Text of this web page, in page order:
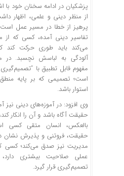
پزشکیان در ادامه سخنان خود با
از منظر دینی و علمی، اظهار
پرهیز از خطا در مسیر عمل
تفاسیر دینی آمده، کسی که از
می‌کند باید طوری حرکت کند
آلودگی به لباسش نچسبد. در
مفهوم قابل تطبیق با
است؛ تصمیمی که بر پایه
استوار باشد.
وی افزود: در آموزه‌های دینی نیز
حقیقت آگاه باشد و آن را انکار
بالعکس، انسان متقی کسی
حقیقت، فروتنی و پذیرش نشان
مدیریت نیز صدق می‌کند؛ کسی
عملی صلاحیت بیشتری دارد،
تصمیم‌گیری قرار گیرد.